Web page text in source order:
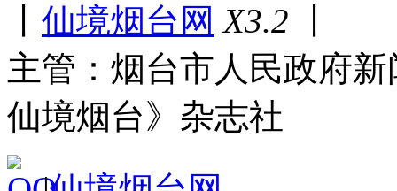
仙境烟台网 X3.2
主管：烟台市人民政府
仙境烟台》杂志社